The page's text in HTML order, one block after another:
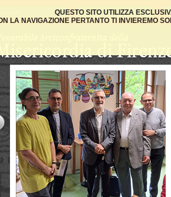
QUESTO SITO UTILIZZA
LA NAVIGAZIONE PERTANTO TI INVIEREMO